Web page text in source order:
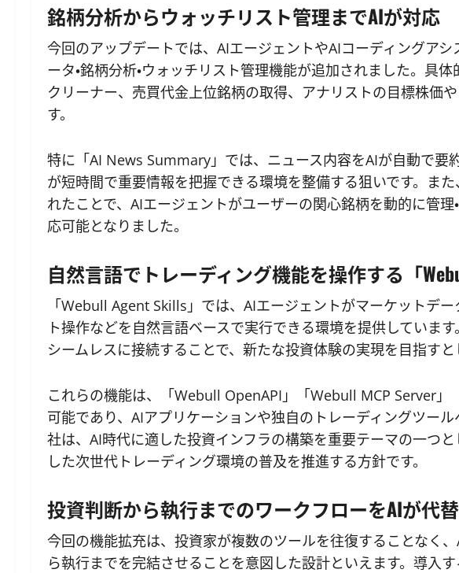
銘柄分析からウォッチリスト管理までAIが対応
今回のアップデートでは、AIエージェントやAIコーディングア
ータ・銘柄分析・ウォッチリスト管理機能が追加されました。具
クリーナー、売買代金上位銘柄の取得、アナリストの目標株価
す。
特に「AI News Summary」では、ニュース内容をAIが自動で要
が短時間で重要情報を把握できる環境を整備する狙いです。ま
れたことで、AIエージェントがユーザーの関心銘柄を動的に管理
応可能となりました。
自然言語でトレーディング機能を操作する「
「Webull Agent Skills」では、AIエージェントがマーケットデ
ト操作などを自然言語ベースで実行できる環境を提供していま
シームレスに接続することで、新たな投資体験の実現を目指すと
これらの機能は、「Webull OpenAPI」「Webull MCP Server
可能であり、AIアプリケーションや独自のトレーディングツー
社は、AI時代に適した投資インフラの構築を重要テーマの一つ
した次世代トレーディング環境の普及を推進する方針です。
投資判断から執行までのワークフローをAIが代
今回の機能拡充は、投資家が複数のツールを往復することなく
ら執行までを完結させることを意図した設計といえます。導入す